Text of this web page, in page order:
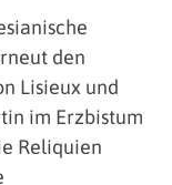
den
Lisieux und
im Erzbistum
Reliquien